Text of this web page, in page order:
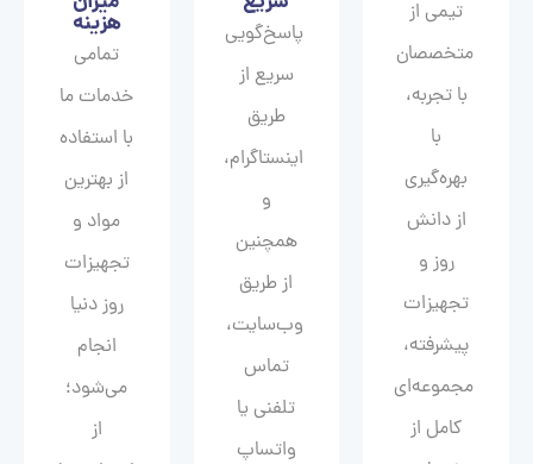
تیمی از
متخصصان
با تجربه،
با
بهره‌گیری
از دانش
روز و
تجهیزات
پیشرفته،
مجموعه‌ای
کامل از
پاسخ‌گویی
سریع از
طریق
اینستاگرام،
و
همچنین
از طریق
وب‌سایت،
تماس
تلفنی یا
واتساپ
هزینه
تمامی
خدمات ما
با استفاده
از بهترین
مواد و
تجهیزات
روز دنیا
انجام
می‌شود؛
از